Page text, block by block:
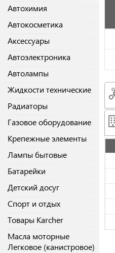
Автохимия
Автокосметика
Аксессуары
Автоэлектроника
Автолампы
Жидкости технические
Радиаторы
Газовое оборудование
Крепежные элементы
Лампы бытовые
Батарейки
Детский досуг
Спорт и отдых
Товары Karcher
Масла моторные
Легковое (канистровое)